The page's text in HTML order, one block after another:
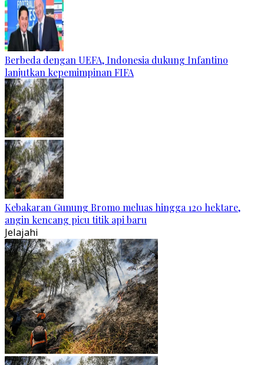
Berbeda dengan UEFA, Indonesia dukung Infantino
lanjutkan kepemimpinan FIFA
Kebakaran Gunung Bromo meluas hingga 120 hektare,
angin kencang picu titik api baru
Jelajahi